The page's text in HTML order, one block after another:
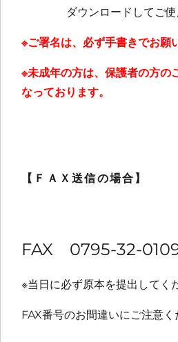
ダウンロードしてご使
※ご署名は、必ず手書きでお願
※未成年の方は、保護者の方の
なっております。
【ＦＡＸ送信の場合】
FAX 0795-32-
※当日に必ず原本を提出してく
FAX番号のお間違いにご注意く